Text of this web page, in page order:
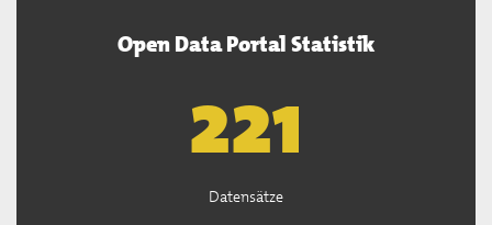
Open Data Portal Statistik
222
Datensätze